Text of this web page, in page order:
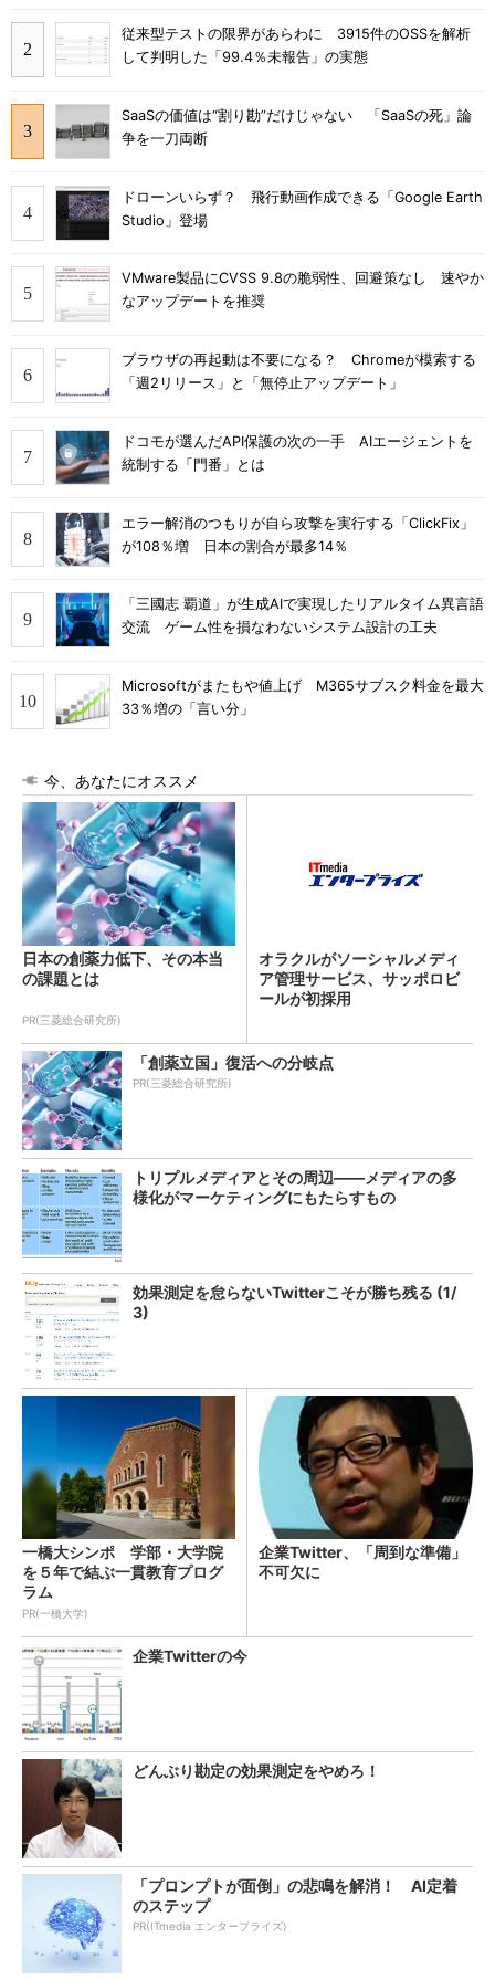
従来型テストの限界があらわに 3915件のOSSを解析
して判明した「99.4％未報告」の実態
SaaSの価値は“割り勘”だけじゃない 「SaaSの死」論
争を一刀両断
ドローンいらず？ 飛行動画作成できる「Google Earth
Studio」登場
VMware製品にCVSS 9.8の脆弱性、回避策なし 速やか
なアップデートを推奨
ブラウザの再起動は不要になる？ Chromeが模索する
「週2リリース」と「無停止アップデート」
ドコモが選んだAPI保護の次の一手 AIエージェントを
統制する「門番」とは
エラー解消のつもりが自ら攻撃を実行する「ClickFix」
が108％増 日本の割合が最多14％
「三國志 覇道」が生成AIで実現したリアルタイム異言語
交流 ゲーム性を損なわないシステム設計の工夫
Microsoftがまたもや値上げ M365サブスク料金を最大
33％増の「言い分」
今、あなたにオススメ
日本の創薬力低下、その本当
の課題とは
PR(三菱総合研究所)
オラクルがソーシャルメディ
ア管理サービス、サッポロビ
ールが初採用
「創薬立国」復活への分岐点
PR(三菱総合研究所)
トリプルメディアとその周辺――メディアの多
様化がマーケティングにもたらすもの
効果測定を怠らないTwitterこそが勝ち残る (1/
3)
一橋大シンポ 学部・大学院
を５年で結ぶ一貫教育プログ
ラム
PR(一橋大学)
企業Twitter、「周到な準備」
不可欠に
企業Twitterの今
どんぶり勘定の効果測定をやめろ！
「プロンプトが面倒」の悲鳴を解消！ AI定着
のステップ
PR(ITmedia エンタープライズ)